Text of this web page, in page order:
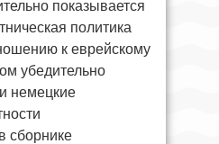
показывается
политика
к еврейскому
убедительно
немецкие
сборнике